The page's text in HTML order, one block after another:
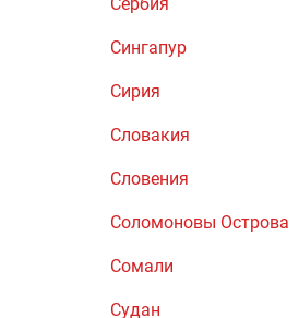
Сингапур
Сирия
Словакия
Словения
Соломоновы Острова
Сомали
Судан